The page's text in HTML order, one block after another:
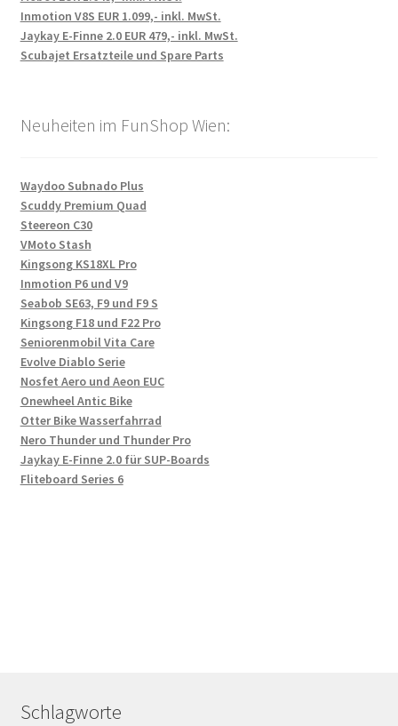
Inmotion V8S EUR 1.099,- inkl. MwSt.
Jaykay E-Finne 2.0 EUR 479,- inkl. MwSt.
Scubajet Ersatzteile und Spare Parts
Neuheiten im FunShop Wien:
Waydoo Subnado Plus
Scuddy Premium Quad
Steereon C30
VMoto Stash
Kingsong KS18XL Pro
Inmotion P6 und V9
Seabob SE63, F9 und F9 S
Kingsong F18 und F22 Pro
Seniorenmobil Vita Care
Evolve Diablo Serie
Nosfet Aero und Aeon EUC
Onewheel Antic Bike
Otter Bike Wasserfahrrad
Nero Thunder und Thunder Pro
Jaykay E-Finne 2.0 für SUP-Boards
Fliteboard Series 6
Schlagworte